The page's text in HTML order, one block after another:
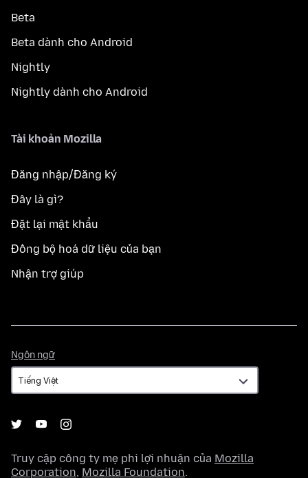
Beta
Beta dành cho Android
Nightly
Nightly dành cho Android
Tài khoản Mozilla
Đăng nhập/Đăng ký
Đây là gì?
Đặt lại mật khẩu
Đồng bộ hoá dữ liệu của bạn
Nhận trợ giúp
Ngôn ngữ
ngữ
Truy cập công ty mẹ phi lợi nhuận của Mozilla
Corporation, Mozilla Foundation.